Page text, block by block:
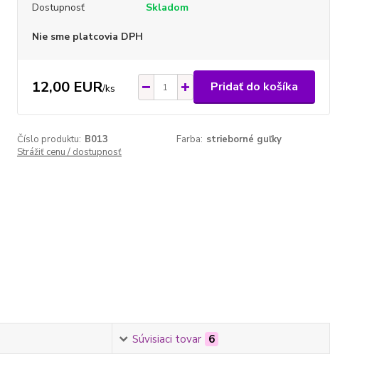
Dostupnosť Skladom
Nie sme platcovia DPH
12,00 EUR/ks Pridať do košíka
Číslo produktu: B013 Farba: strieborné guľky
Strážiť cenu / dostupnosť
Súvisiaci tovar 6